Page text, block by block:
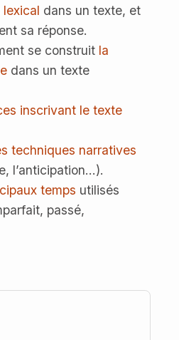
lexical dans un texte, et
sa réponse.
se construit la
dans un texte
inscrivant le texte
techniques narratives
l’anticipation...).
temps utilisés
passé,